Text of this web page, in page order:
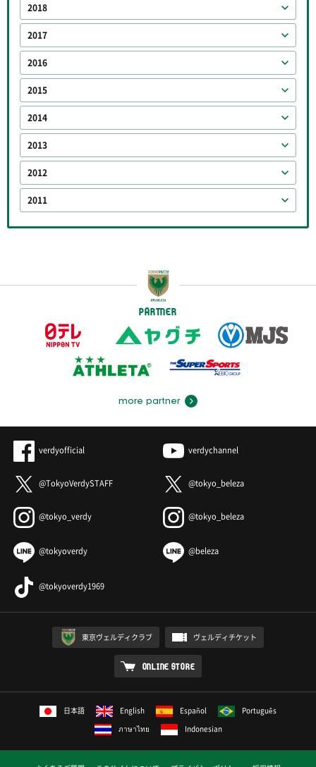
2018
2017
2016
2015
2014
2013
2012
2011
PARTNER
more partner
verdyofficial verdychannel
@TokyoVerdySTAFF @tokyo_beleza
@tokyo_verdy @tokyo_beleza
@tokyoverdy @beleza
@tokyoverdy1969
東京ヴェルディクラブ ヴェルディチケット
ONLINE STORE
日本語 English Español
Português
ภาษาไทย
Indonesian